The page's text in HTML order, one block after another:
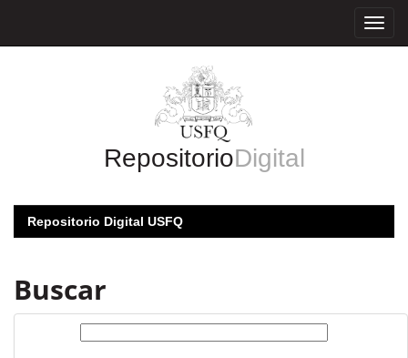
RepositorioDigital
Repositorio Digital USFQ
Buscar